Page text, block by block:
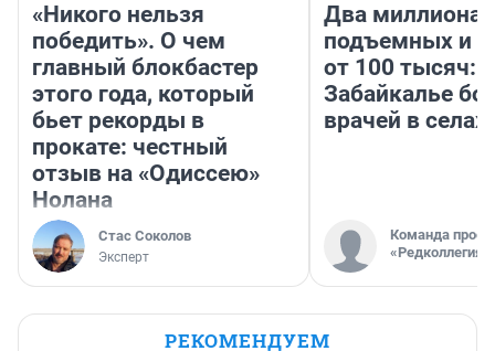
«Никого нельзя
победить». О чем
главный блокбастер
этого года, который
бьет рекорды в
прокате: честный
отзыв на «Одиссею»
Нолана
Стас Соколов
Эксперт
Два миллиона
подъемных и
от 100 тысяч:
Забайкалье
врачей в селах
Команда
«Редколлегия»
РЕКОМЕНДУЕМ